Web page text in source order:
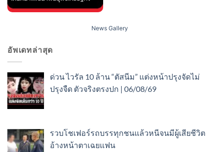
News Gallery
อัพเดทล่าสุด
ด่วน ไวรัล 10 ล้าน “ตัสนีม” แต่งหน้าปรุงจัดไม่
ปรุงจืด ตัวจริงตรงปก | 06/08/69
รวบโชเฟอร์รถบรรทุกชนแล้วหนีจนมีผู้เสียชีวิต
อ้างหน้าตาเฉยแฟน